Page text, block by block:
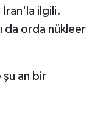
ilgili.
da orda nükleer
an bir